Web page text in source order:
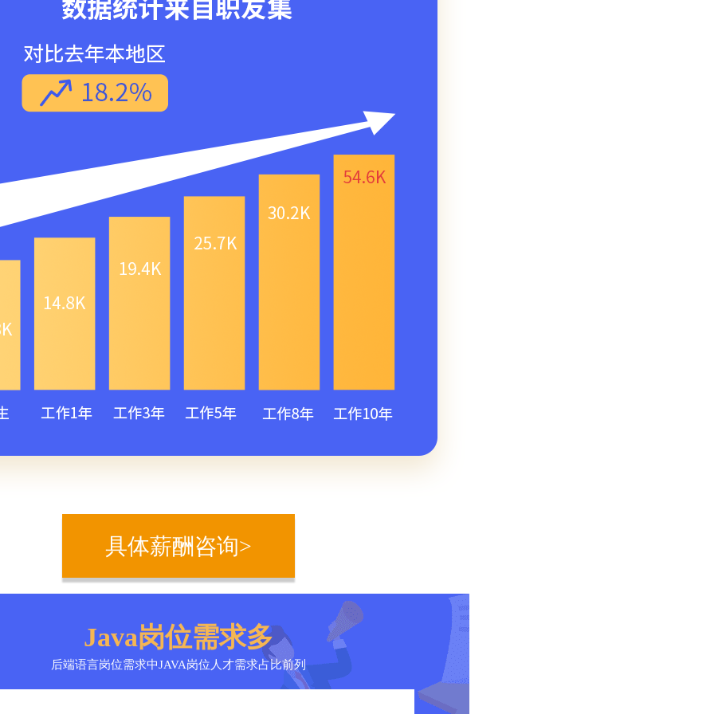
具体薪酬咨询>
Java岗位需求多
后端语言岗位需求中JAVA岗位人才需求占比前列